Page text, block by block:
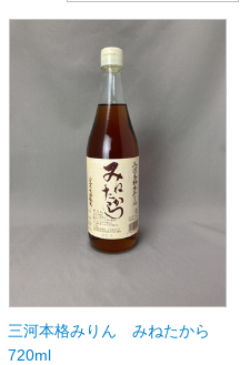
三河本格みりん みねたから
720ml